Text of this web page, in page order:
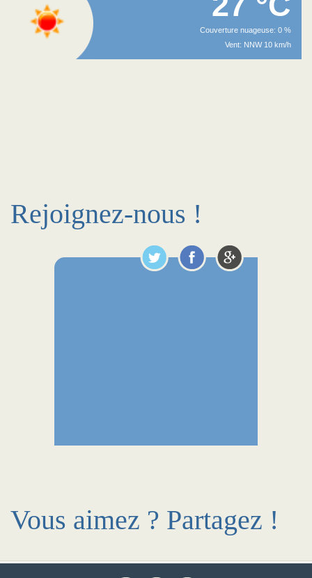
Couverture nuageuse: 0 %
Vent: NNW 10 km/h
Rejoignez-nous !
Vous aimez ? Partagez !